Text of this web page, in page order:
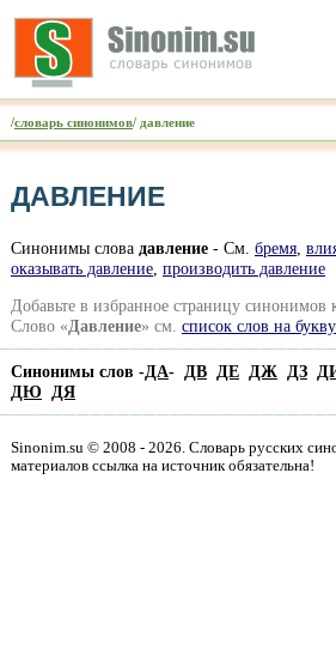
/словарь синонимов/ давление
ДАВЛЕНИЕ
Синонимы слова давление- Cм. бремя,
оказывать давление, производить давление
Добавьте в избранное страницу синонимов
Слово «Давление» см. список слов на
Синонимы слов -ДА- ДВ ДЕ ДЖ ДЗ
ДЮ
ДЯ
Sinonim.su © 2008 - 2026. Словарь русских
материалов ссылка на источник обязательна!